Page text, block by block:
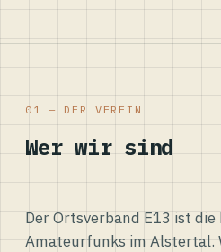
01 — DER VEREIN
Wer wir sind
Der Ortsverband E13 ist die
Amateurfunks im Alstertal.